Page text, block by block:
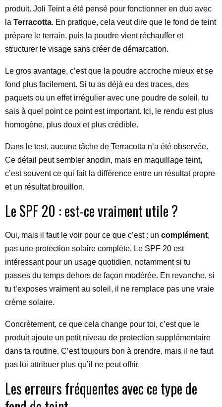
produit. Joli Teint a été pensé pour fonctionner en duo avec
la Terracotta. En pratique, cela veut dire que le fond de teint
prépare le terrain, puis la poudre vient réchauffer et
structurer le visage sans créer de démarcation.
Le gros avantage, c’est que la poudre accroche mieux et se
fond plus facilement. Si tu as déjà eu des traces, des
paquets ou un effet irrégulier avec une poudre de soleil, tu
sais à quel point ce point est important. Ici, le rendu est plus
homogène, plus doux et plus crédible.
Dans le test, aucune tâche de Terracotta n’a été observée.
Ce détail peut sembler anodin, mais en maquillage teint,
c’est souvent ce qui fait la différence entre un résultat propre
et un résultat brouillon.
Le SPF 20 : est-ce vraiment utile ?
Oui, mais il faut le voir pour ce que c’est : un complément,
pas une protection solaire complète. Le SPF 20 est
intéressant pour un usage quotidien, notamment si tu
passes du temps dehors de façon modérée. En revanche, si
tu t’exposes vraiment au soleil, il ne remplace pas une vraie
crème solaire.
Concrètement, ce que cela change pour toi, c’est que le
produit ajoute un petit niveau de protection supplémentaire
dans ta routine. C’est toujours bon à prendre, mais il ne faut
pas lui attribuer plus qu’il ne peut offrir.
Les erreurs fréquentes avec ce type de